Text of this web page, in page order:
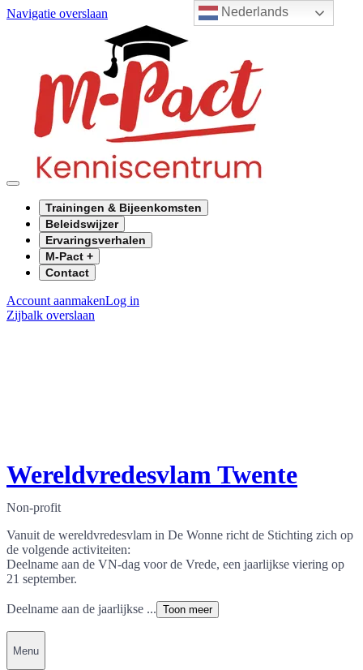
Nederlands
Navigatie overslaan
Trainingen & Bijeenkomsten
Beleidswijzer
Ervaringsverhalen
M-Pact +
Contact
Account aanmakenLog in
Zijbalk overslaan
Wereldvredesvlam Twente
Non-profit
Vanuit de wereldvredesvlam in De Wonne richt de Stichting zich op
de volgende activiteiten:
Deelname aan de VN-dag voor de Vrede, een jaarlijkse viering op
21 september.
Deelname aan de jaarlijkse ... Toon meer
Menu